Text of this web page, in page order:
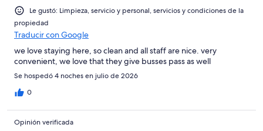
Le gustó: Limpieza, servicio y personal, servicios y condiciones de la
propiedad
Traducir con Google
we love staying here, so clean and all staff are nice. very
convenient, we love that they give busses pass as well
Se hospedó 4 noches en julio de 2026
0
Opinión verificada